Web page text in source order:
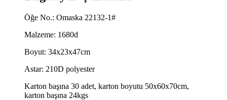
Öğe No.: Omaska ​​22132-1#
Malzeme: 1680d
Boyut: 34x23x47cm
Astar: 210D polyester
Karton başına 30 adet, karton boyutu 50x60x70cm,
karton başına 24kgs